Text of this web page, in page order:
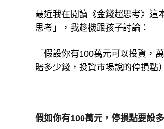
最近我在閱讀《金錢超思考》這
思考」，我趁機跟孩子討論：
「假設你有100萬元可以投資，
賠多少錢，投資市場說的停損點
假如你有100萬元，停損點要設